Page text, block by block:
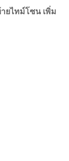
ยไทม์โซน เพิ่ม